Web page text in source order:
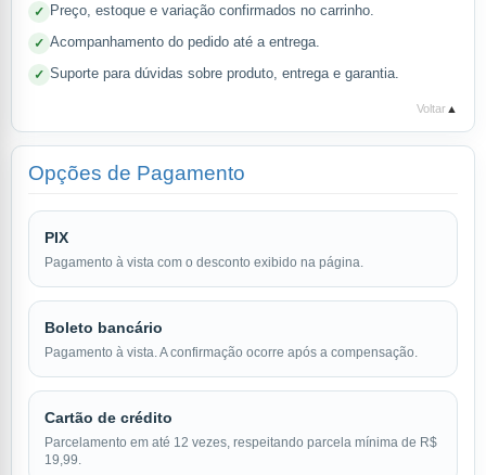
Preço, estoque e variação confirmados no carrinho.
Acompanhamento do pedido até a entrega.
Suporte para dúvidas sobre produto, entrega e garantia.
Voltar ▲
Opções de Pagamento
PIX
Pagamento à vista com o desconto exibido na página.
Boleto bancário
Pagamento à vista. A confirmação ocorre após a compensação.
Cartão de crédito
Parcelamento em até 12 vezes, respeitando parcela mínima de R$
19,99.